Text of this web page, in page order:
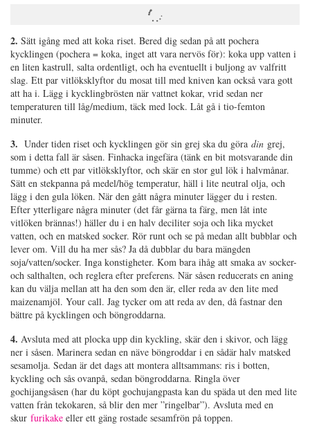
2. Sätt igång med att koka riset. Bered dig sedan på att pochera
kycklingen (pochera = koka, inget att vara nervös för): koka upp vatten i
en liten kastrull, salta ordentligt, och ha eventuellt i buljong av valfritt
slag. Ett par vitlöksklyftor du mosat till med kniven kan också vara gott
att ha i. Lägg i kycklingbrösten när vattnet kokar, vrid sedan ner
temperaturen till låg/medium, täck med lock. Låt gå i tio-femton
minuter.
3. Under tiden riset och kycklingen gör sin grej ska du göra din grej,
som i detta fall är såsen. Finhacka ingefära (tänk en bit motsvarande din
tumme) och ett par vitlöksklyftor, och skär en stor gul lök i halvmånar.
Sätt en stekpanna på medel/hög temperatur, häll i lite neutral olja, och
lägg i den gula löken. När den gått några minuter lägger du i resten.
Efter ytterligare några minuter (det får gärna ta färg, men låt inte
vitlöken brännas!) häller du i en halv deciliter soja och lika mycket
vatten, och en matsked socker. Rör runt och se på medan allt bubblar och
lever om. Vill du ha mer sås? Ja då dubblar du bara mängden
soja/vatten/socker. Inga konstigheter. Kom bara ihåg att smaka av socker-
och salthalten, och reglera efter preferens. När såsen reducerats en aning
kan du välja mellan att ha den som den är, eller reda av den lite med
maizenamjöl. Your call. Jag tycker om att reda av den, då fastnar den
bättre på kycklingen och böngroddarna.
4. Avsluta med att plocka upp din kyckling, skär den i skivor, och lägg
ner i såsen. Marinera sedan en näve böngroddar i en sådär halv matsked
sesamolja. Sedan är det dags att montera alltsammans: ris i botten,
kyckling och sås ovanpå, sedan böngroddarna. Ringla över
gochijangsåsen (har du köpt gochujangpasta kan du späda ut den med lite
vatten från tekokaren, så blir den mer ”ringelbar”). Avsluta med en
skur furikake eller ett gäng rostade sesamfrön på toppen.